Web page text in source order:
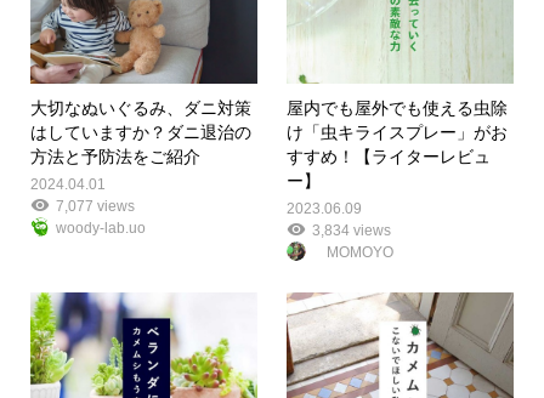
大切なぬいぐるみ、ダニ対策
はしていますか？ダニ退治の
方法と予防法をご紹介
2024.04.01
7,077 views
woody-lab.uo
屋内でも屋外でも使える虫除
け「虫キライスプレー」がお
すすめ！【ライターレビュ
ー】
2023.06.09
3,834 views
MOMOYO